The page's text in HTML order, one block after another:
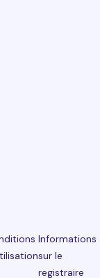
Informations
sur le
registraire